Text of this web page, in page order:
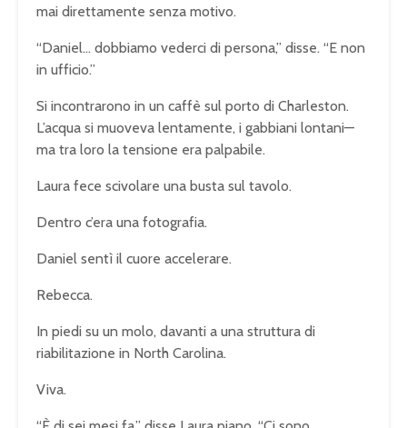
mai direttamente senza motivo.
“Daniel… dobbiamo vederci di persona,” disse. “E non
in ufficio.”
Si incontrarono in un caffè sul porto di Charleston.
L’acqua si muoveva lentamente, i gabbiani lontani—
ma tra loro la tensione era palpabile.
Laura fece scivolare una busta sul tavolo.
Dentro c’era una fotografia.
Daniel sentì il cuore accelerare.
Rebecca.
In piedi su un molo, davanti a una struttura di
riabilitazione in North Carolina.
Viva.